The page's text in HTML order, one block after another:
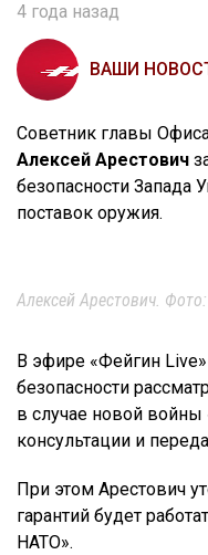
4 года назад
ВАШИ
Советник главы
Алексей Арестович
безопасности Запада
поставок оружия.
Алексей Арестович.
В эфире «Фейгин Live»
безопасности
в случае новой войны
консультации и
При этом Арестович
гарантий будет
НАТО».